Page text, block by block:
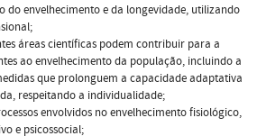
do envelhecimento e da longevidade, utilizando
áreas científicas podem contribuir para a
ao envelhecimento da população, incluindo a
que prolonguem a capacidade adaptativa
respeitando a individualidade;
envolvidos no envelhecimento fisiológico,
e psicossocial;